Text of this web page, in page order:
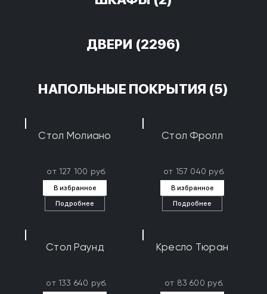
ДВЕРИ (2296)
НАПОЛЬНЫЕ ПОКРЫТИЯ (5)
Стол Молиано
от 127 100 руб.
В избранное
Подробнее
Стол Фролл
от 157 040 руб.
В избранное
Подробнее
Стол Раунд
от 133 640 руб.
Кресло Тюран
от 83 600 руб.